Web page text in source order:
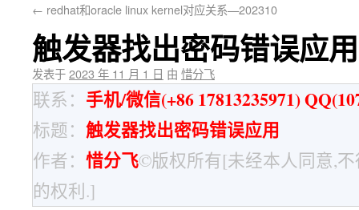
← redhat和oracle linux kernel对应关系—202310
触发器找出密码错误应用
发表于2023 年 11 月 1 日 由 惜分飞
联系： 手机/微信(+86 17813235971)
标题： 触发器找出密码错误应用
作者： 惜分飞©版权所有[未经本人同意,
的权利.]